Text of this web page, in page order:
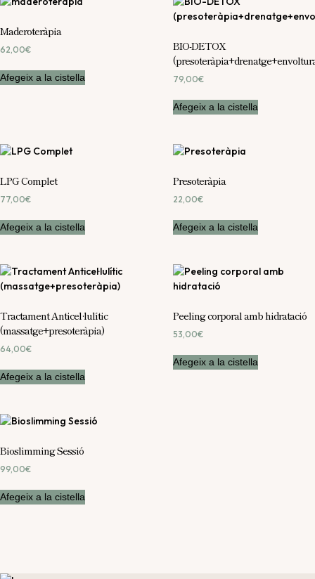
Maderoteràpia
62,00€
Afegeix a la cistella
BIO-DETOX
79,00€
Afegeix a la cistella
LPG Complet
77,00€
Afegeix a la cistella
Presoteràpia
22,00€
Afegeix a la cistella
Tractament Anticel·lulític
(massatge+presoteràpia)
64,00€
Afegeix a la cistella
Peeling corporal amb hidratació
53,00€
Afegeix a la cistella
Bioslimming Sessió
99,00€
Afegeix a la cistella